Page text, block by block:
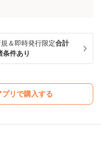
＆即時発行限定合計
件あり
リで購入する